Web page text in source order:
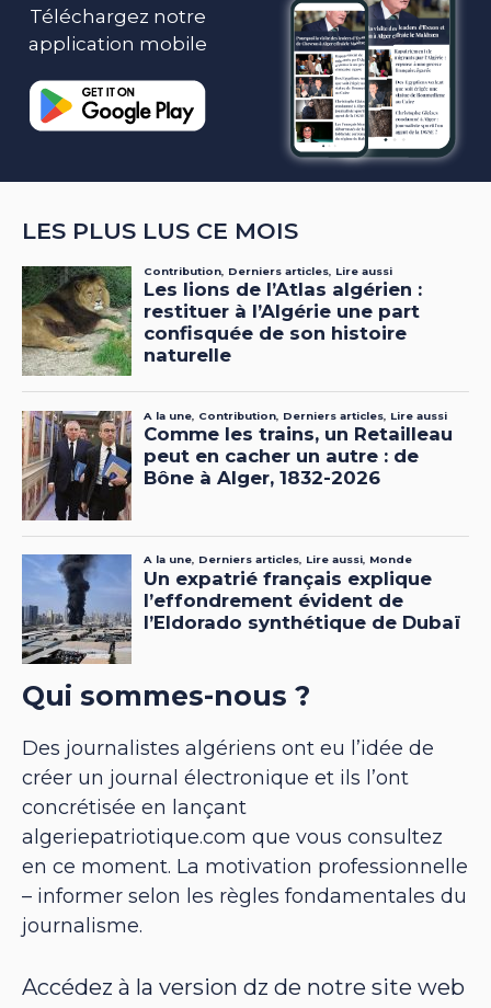
Téléchargez notre
application mobile
LES PLUS LUS CE MOIS
Qui sommes-nous ?
Des journalistes algériens ont eu l’idée de
créer un journal électronique et ils l’ont
concrétisée en lançant
algeriepatriotique.com que vous consultez
en ce moment. La motivation professionnelle
– informer selon les règles fondamentales du
journalisme.
Accédez à la version dz de notre site web